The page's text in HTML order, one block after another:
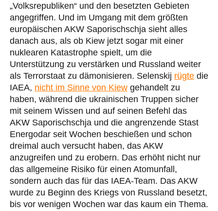
„Volksrepubliken“ und den besetzten Gebieten
angegriffen. Und im Umgang mit dem größten
europäischen AKW Saporischschja sieht alles
danach aus, als ob Kiew jetzt sogar mit einer
nuklearen Katastrophe spielt, um die
Unterstützung zu verstärken und Russland weiter
als Terrorstaat zu dämonisieren. Selenskij rügte die
IAEA, nicht im Sinne von Kiew gehandelt zu
haben, während die ukrainischen Truppen sicher
mit seinem Wissen und auf seinen Befehl das
AKW Saporischschja und die angrenzende Stast
Energodar seit Wochen beschießen und schon
dreimal auch versucht haben, das AKW
anzugreifen und zu erobern. Das erhöht nicht nur
das allgemeine Risiko für einen Atomunfall,
sondern auch das für das IAEA-Team. Das AKW
wurde zu Beginn des Kriegs von Russland besetzt,
bis vor wenigen Wochen war das kaum ein Thema.